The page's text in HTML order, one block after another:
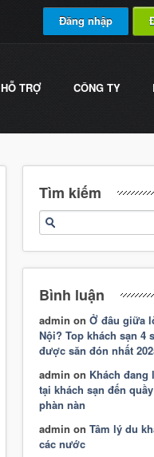
Đăng nhập
HỖ TRỢ CÔNG TY
Tìm kiếm
Bình luận
admin on Ở đâu giữa
Nội? Top khách sạn 4
được săn đón nhất
admin on Khách đang
tại khách sạn đến
phàn nàn
admin on Tâm lý du
các nước